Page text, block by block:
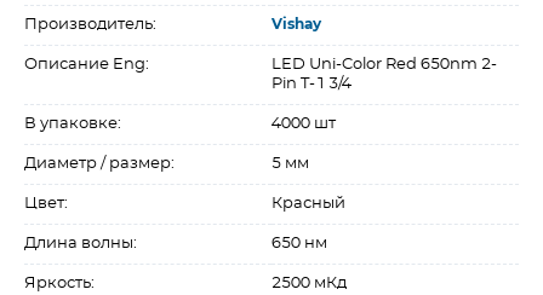
Производитель: Vishay
Описание Eng:
LED Uni-Color Red 650nm 2-
Pin T-1 3/4
В упаковке: 4000 шт
Диаметр / размер: 5 мм
Цвет: Красный
Длина волны: 650 нм
Яркость: 2500 мКд